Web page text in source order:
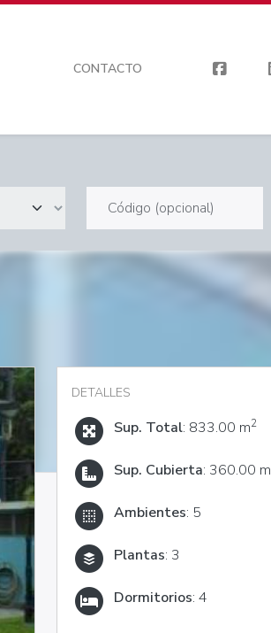
CONTACTO
DETALLES
Sup. Total: 833.00 m2
Sup. Cubierta: 360.00 m
Ambientes: 5
Plantas: 3
Dormitorios: 4